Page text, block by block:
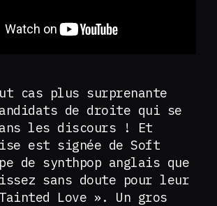
cas plus surprenante
de droite qui se
les discours ! Et
est signée de Soft
de synthpop anglais que
sans doute pour leur
Love ». Un gros